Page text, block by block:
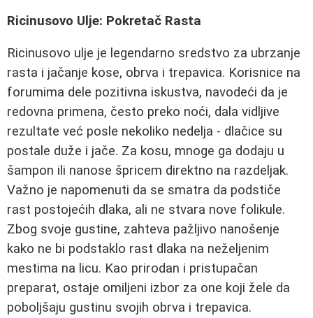
Ricinusovo Ulje: Pokretač Rasta
Ricinusovo ulje je legendarno sredstvo za ubrzanje
rasta i jačanje kose, obrva i trepavica. Korisnice na
forumima dele pozitivna iskustva, navodeći da je
redovna primena, često preko noći, dala vidljive
rezultate već posle nekoliko nedelja - dlačice su
postale duže i jače. Za kosu, mnoge ga dodaju u
šampon ili nanose špricem direktno na razdeljak.
Važno je napomenuti da se smatra da podstiče
rast postojećih dlaka, ali ne stvara nove folikule.
Zbog svoje gustine, zahteva pažljivo nanošenje
kako ne bi podstaklo rast dlaka na neželjenim
mestima na licu. Kao prirodan i pristupačan
preparat, ostaje omiljeni izbor za one koji žele da
poboljšaju gustinu svojih obrva i trepavica.